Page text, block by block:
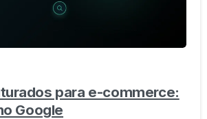
para e-commerce:
Google